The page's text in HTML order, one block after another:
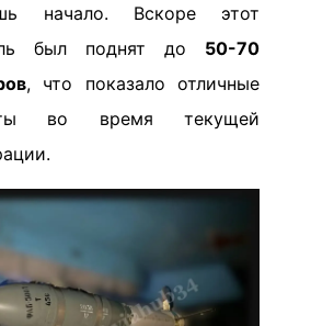
начало. Вскоре этот
был поднят до 50-70
, что показало отличные
во время текущей